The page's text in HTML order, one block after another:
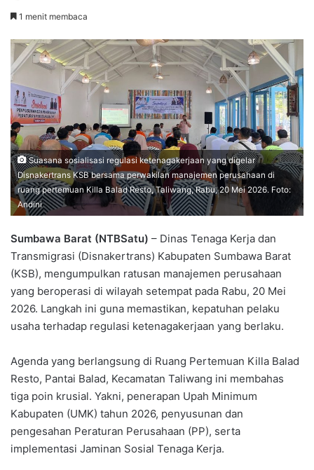
1 menit membaca
Suasana sosialisasi regulasi ketenagakerjaan yang digelar
Disnakertrans KSB bersama perwakilan manajemen perusahaan di
ruang pertemuan Killa Balad Resto, Taliwang, Rabu, 20 Mei 2026. Foto:
Andini
Sumbawa Barat (NTBSatu) – Dinas Tenaga Kerja dan
Transmigrasi (Disnakertrans) Kabupaten Sumbawa Barat
(KSB), mengumpulkan ratusan manajemen perusahaan
yang beroperasi di wilayah setempat pada Rabu, 20 Mei
2026. Langkah ini guna memastikan, kepatuhan pelaku
usaha terhadap regulasi ketenagakerjaan yang berlaku.
Agenda yang berlangsung di Ruang Pertemuan Killa Balad
Resto, Pantai Balad, Kecamatan Taliwang ini membahas
tiga poin krusial. Yakni, penerapan Upah Minimum
Kabupaten (UMK) tahun 2026, penyusunan dan
pengesahan Peraturan Perusahaan (PP), serta
implementasi Jaminan Sosial Tenaga Kerja.